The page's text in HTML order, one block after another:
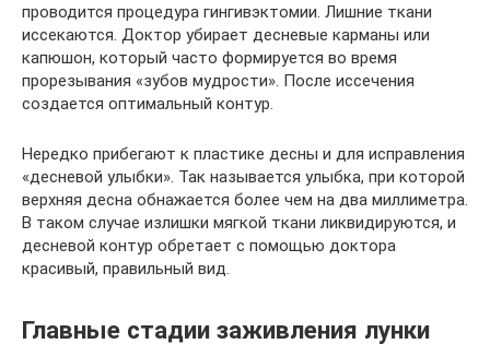
проводится процедура гингивэктомии. Лишние ткани
иссекаются. Доктор убирает десневые карманы или
капюшон, который часто формируется во время
прорезывания «зубов мудрости». После иссечения
создается оптимальный контур.
Нередко прибегают к пластике десны и для исправления
«десневой улыбки». Так называется улыбка, при которой
верхняя десна обнажается более чем на два миллиметра.
В таком случае излишки мягкой ткани ликвидируются, и
десневой контур обретает с помощью доктора
красивый, правильный вид.
Главные стадии заживления лунки